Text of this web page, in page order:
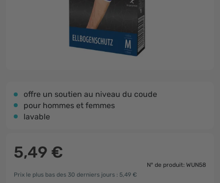
offre un soutien au niveau du coude
pour hommes et femmes
lavable
5,49 €
N° de produit: WUN58
Prix le plus bas des 30 derniers jours : 5,49 €